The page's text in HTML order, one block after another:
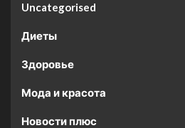
Uncategorised
Диеты
Здоровье
Мода и красота
Новости плюс